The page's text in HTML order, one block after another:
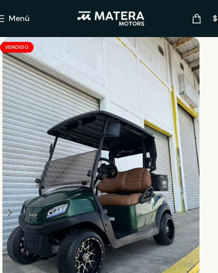
Menú $
VENDIDO